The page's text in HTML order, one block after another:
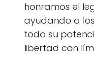
honramos el
ayudando a
todo su
libertad con